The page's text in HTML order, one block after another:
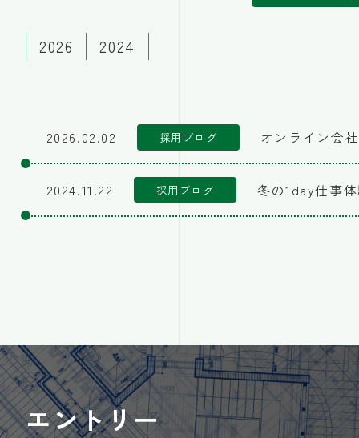
2026 2024
2026.02.02 採用ブログ オンライン会
2024.11.22 採用ブログ 冬の1day仕事
エントリー